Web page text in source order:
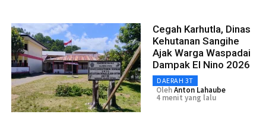
Cegah Karhutla, Dinas
Kehutanan Sangihe
Ajak Warga Waspadai
Dampak El Nino 2026
DAERAH 3T
OlehAnton Lahaube
4 menit yang lalu